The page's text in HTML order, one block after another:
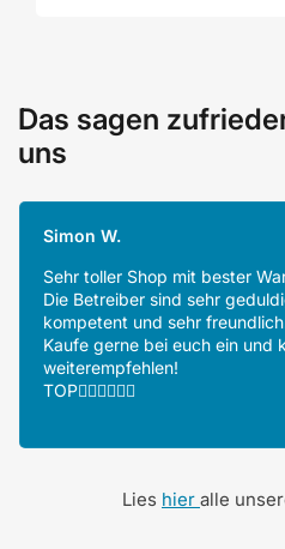
Das sagen
uns
Simon W.
Sehr toller Shop mit bester
Die Betreiber sind sehr
kompetent und sehr
Kaufe gerne bei euch ein und
weiterempfehlen!
TOP👍🏻👍🏻👍🏻
Lies hier alle